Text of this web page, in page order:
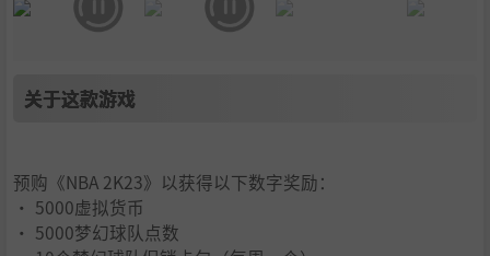
关于这款游戏
预购《NBA 2K23》以获得以下数字奖励：
• 5000虚拟货币
• 5000梦幻球队点数